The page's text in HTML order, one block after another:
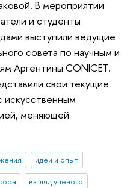
В мероприятии
и студенты
выступили ведущие
совета по научным и
Аргентины CONICET.
свои текущие
искусственным
меняющей
идеи и опыт
взгляд ученого